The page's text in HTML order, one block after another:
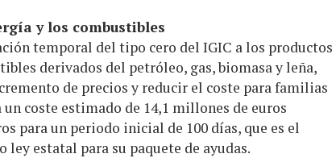
y los combustibles
temporal del tipo cero del IGIC a los productos
derivados del petróleo, gas, biomasa y leña,
de precios y reducir el coste para familias
coste estimado de 14,1 millones de euros
para un periodo inicial de 100 días, que es el
estatal para su paquete de ayudas.